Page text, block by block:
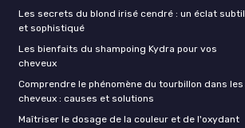
Les secrets du blond irisé cendré : un éclat subtil
et sophistiqué
Les bienfaits du shampoing Kydra pour vos
cheveux
Comprendre le phénomène du tourbillon dans les
cheveux : causes et solutions
Maîtriser le dosage de la couleur et de l'oxydant